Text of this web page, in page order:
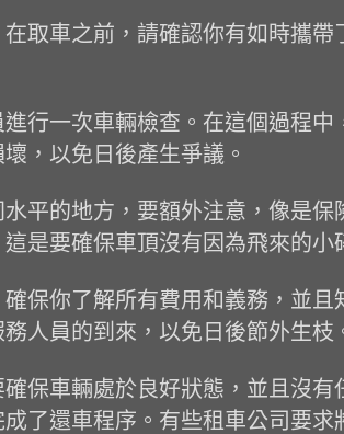
取車之前，請確認你有如時攜
行一次車輛檢查。在這個過程
，以免日後產生爭議。
平的地方，要額外注意，像是
是要確保車頂沒有因為飛來的小
保你了解所有費用和義務，並
人員的到來，以免日後節外生枝
保車輛處於良好狀態，並且沒有
了還車程序。有些租車公司要